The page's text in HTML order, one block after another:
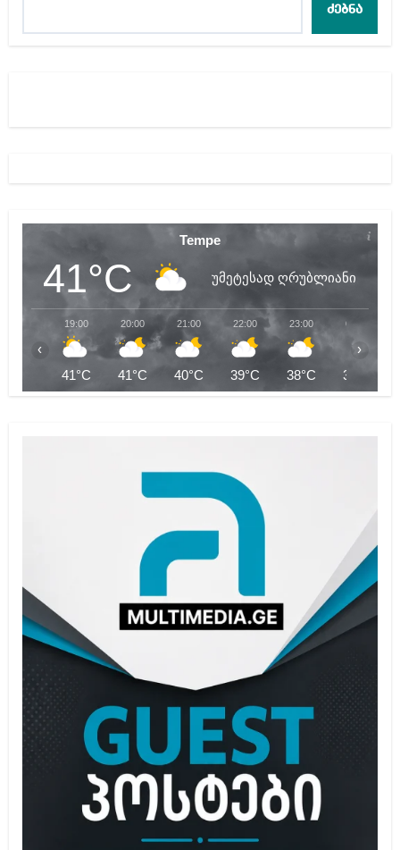
ძებნა
Tempe
41°C უმეტესად ღრუბლიანი
19:00
41°C
20:00
41°C
21:00
40°C
22:00
39°C
23:00
38°C
00:00
38°C
‹ ›